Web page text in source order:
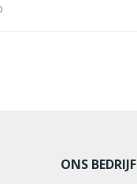
ONS BEDRIJF